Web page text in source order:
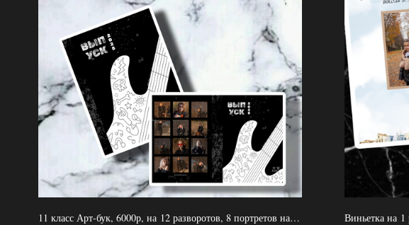
11 класс Арт-бук, 6000р, на 12 разворотов, 8 портретов на развороте, высказывания учеников, плотная обложка, мягкие страницы, 2 выезда